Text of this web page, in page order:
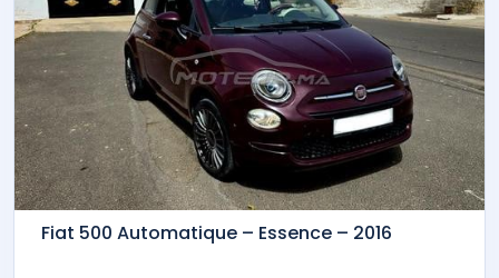
Fiat 500 Automatique – Essence – 2016